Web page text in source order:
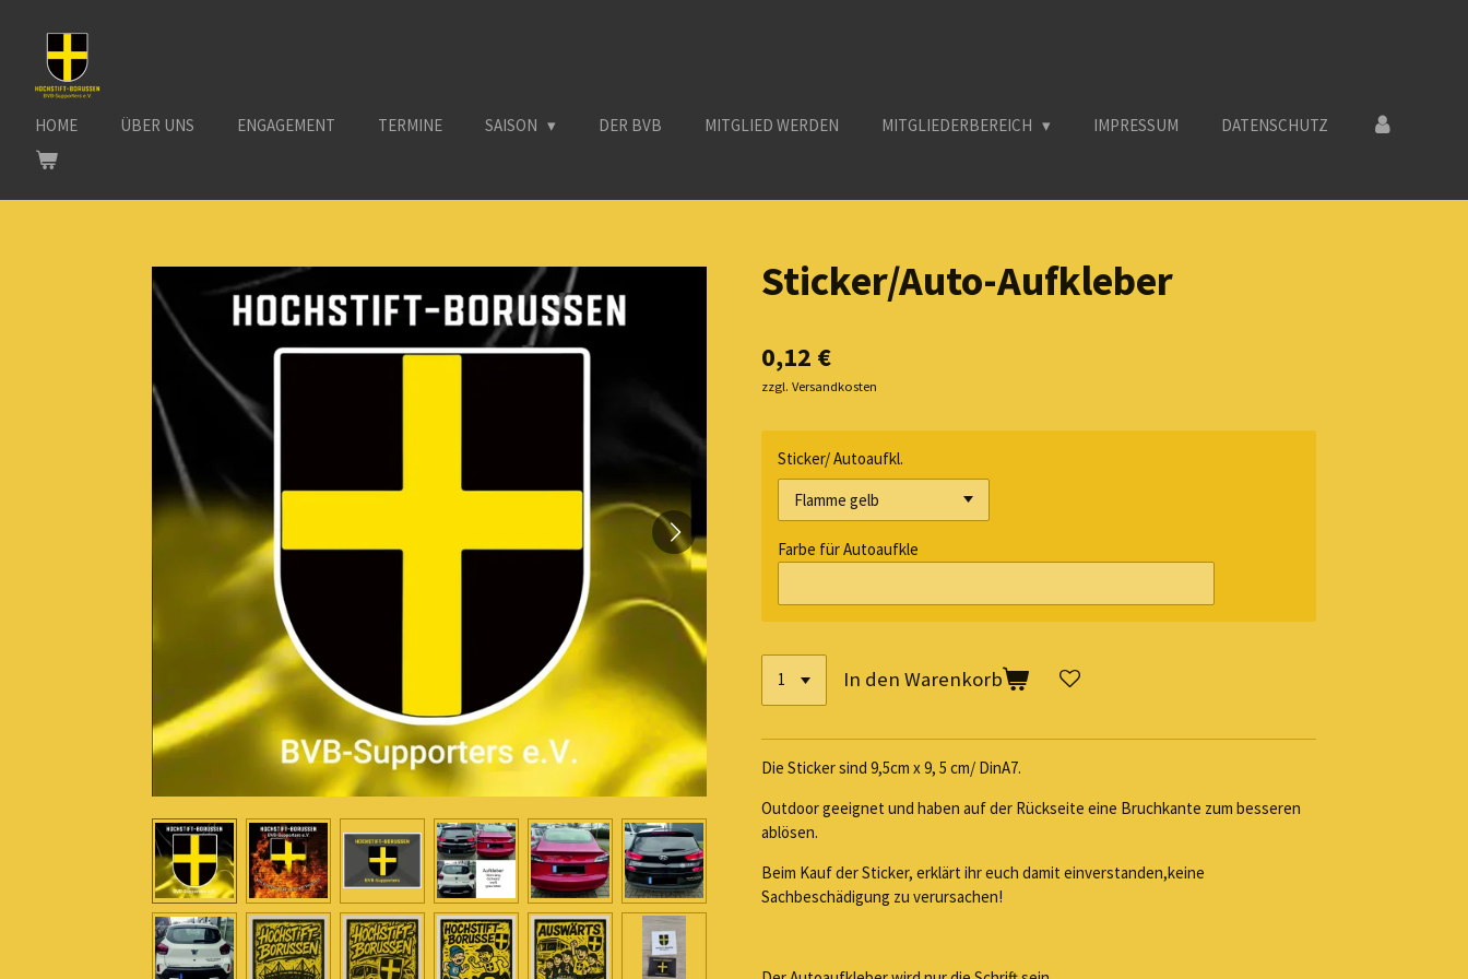
springen
HOME ÜBER UNS ENGAGEMENT TERMINE SAISON DER BVB MITGLIED WERDEN MITGLIEDERBEREICH IMPRESSUM DATENSCHUTZ
Sticker/Auto-Aufkleber
0,12 €
zzgl. Versandkosten
Sticker/ Autoaufkl.
Farbe für Autoaufkle
In den Warenkorb
Die Sticker sind 9,5cm x 9, 5 cm/ DinA7.
Outdoor geeignet und haben auf der Rückseite eine Bruchkante zum besseren
ablösen.
Beim Kauf der Sticker, erklärt ihr euch damit einverstanden,keine
Sachbeschädigung zu verursachen!